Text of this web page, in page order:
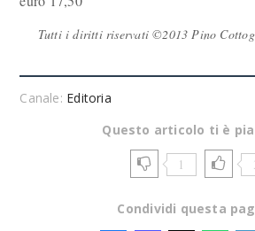
Tutti i diritti riservati ©2013 Pino
Canale: Editoria
Questo articolo ti è
1
Condividi questa